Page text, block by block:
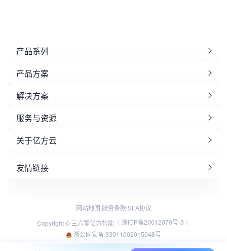
产品系列
产品方案
解决方案
服务与资源
关于亿方云
友情链接
网站地图|服务条款|SLA协议
Copyright © 三六零亿方智能 ｜ 浙ICP备20012079号-3 ｜
浙公网安备 33011002015048号